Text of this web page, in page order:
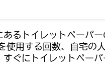
るトイレットペーパ
使用する回数、自宅の
ぐにトイレットペー